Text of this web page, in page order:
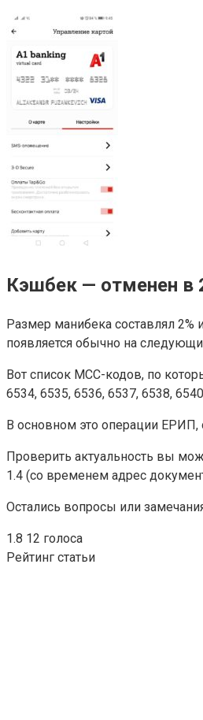
Кэшбек — отменен в
Размер манибека составлял
появляется обычно на
Вот список MCC-кодов, по
6534, 6535, 6536, 6537, 6538,
В основном это операции ЕРИП,
Проверить актуальность вы
1.4 (со временем адрес
Остались вопросы или
1.8 12 голоса
Рейтинг статьи